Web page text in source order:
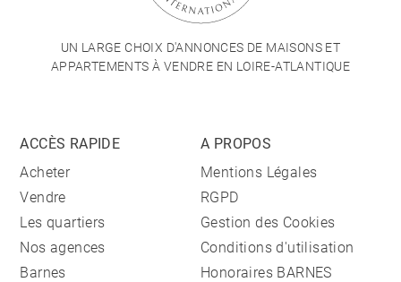
UN LARGE CHOIX D'ANNONCES DE MAISONS ET
APPARTEMENTS À VENDRE EN LOIRE-ATLANTIQUE
ACCÈS RAPIDE
Acheter
Vendre
Les quartiers
Nos agences
Barnes
A PROPOS
Mentions Légales
RGPD
Gestion des Cookies
Conditions d'utilisation
Honoraires BARNES